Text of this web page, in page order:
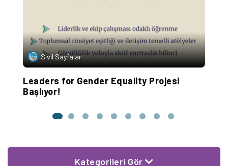
Sivil Sayfalar
Leaders for Gender Equality Projesi
Başlıyor!
Kategorileri Gör